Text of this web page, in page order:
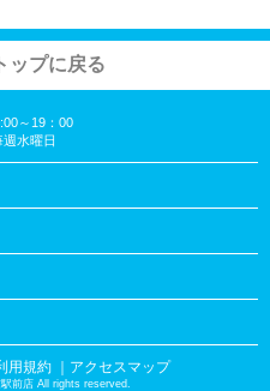
ップに戻る
～19：00
水曜日
用規約 ｜アクセスマップ
前店 All rights reserved.